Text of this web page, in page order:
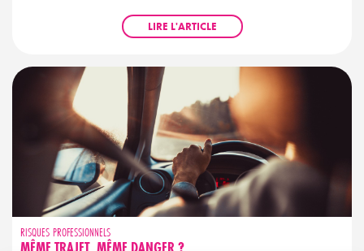
LIRE L'ARTICLE
RISQUES PROFESSIONNELS